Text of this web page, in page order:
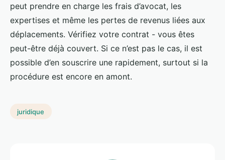
peut prendre en charge les frais d’avocat, les
expertises et même les pertes de revenus liées aux
déplacements. Vérifiez votre contrat - vous êtes
peut-être déjà couvert. Si ce n’est pas le cas, il est
possible d’en souscrire une rapidement, surtout si la
procédure est encore en amont.
juridique